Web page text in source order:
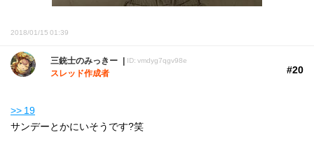
2018/01/15 01:39
三銃士のみっきー ID: vmdyg7qgv98e
スレッド作成者 #20
>> 19
サンデーとかにいそうです?笑